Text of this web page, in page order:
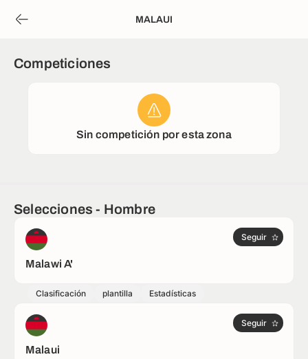
MALAUI
Competiciones
Sin competición por esta zona
Selecciones - Hombre
Malawi A'
Seguir
Clasificación plantilla Estadísticas
Malaui
Seguir